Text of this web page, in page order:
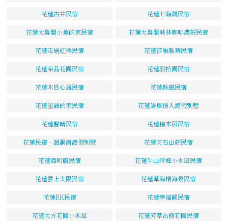
花蓮古井民宿 花蓮七海灣民宿
花蓮太魯閣小魚的家民宿 花蓮太魯閣峽林咖啡農莊民宿
花蓮走過虹橋民宿 花蓮莎集雅築民宿
花蓮京品花園民宿 花蓮羽松園民宿
花蓮木目心居民宿 花蓮踩風民宿
花蓮星爺的家民宿 花蓮峇里情人渡假別墅
花蓮馨晴民宿 花蓮檜木居民宿
花蓮民宿‧洄瀾灣渡假別墅 花蓮天石山莊民宿
花蓮海明蔚民宿 花蓮牛山呼庭小木屋民宿
花蓮雲上太陽民宿 花蓮草海桐海景民宿
花蓮RK民宿 花蓮幸福圓民宿
花蓮大方花園小木屋 花蓮芳草古樹花園民宿